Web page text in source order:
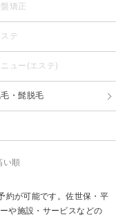
矯正
テ
ュー(エステ)
毛・髭脱毛
い順
約が可能です。佐世保・平
や施設・サービスなどの